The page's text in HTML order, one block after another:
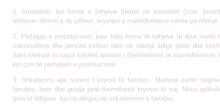
1. Imoraliteti; kjo formë e lidhjeve thërret në imoralitet (zina,
lehtëson afrimin e dy çifteve, kryerjen e marrëdhënieve intime pa ndonjë
2. Përhapja e prostitucionit; pasi këto forma të lidhjeve te disa mund
suksesshme dhe personi kërkon fatin në ndonjë lidhje tjetër dhe
duke kërkuar te vajza krijohet opinioni i thjeshtësimit të marrëdhënieve
kjo çon në përhapjen e prostitucionit.
3. Shkatërrimi apo vonimi i krijimit të familjes. Martesa është
familjes, burri dhe gruaja janë themeluesit kryesor të saj. Nëse
tjera të lidhjeve, kjo na dërgon në shkatërrimin e familjes.